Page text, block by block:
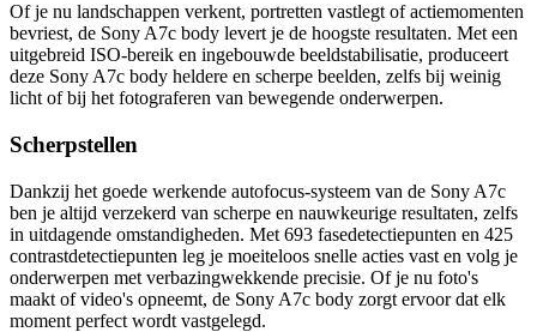
Of je nu landschappen verkent, portretten vastlegt of actiemomenten
bevriest, de Sony A7c body levert je de hoogste resultaten. Met een
uitgebreid ISO-bereik en ingebouwde beeldstabilisatie, produceert
deze Sony A7c body heldere en scherpe beelden, zelfs bij weinig
licht of bij het fotograferen van bewegende onderwerpen.
Scherpstellen
Dankzij het goede werkende autofocus-systeem van de Sony A7c
ben je altijd verzekerd van scherpe en nauwkeurige resultaten, zelfs
in uitdagende omstandigheden. Met 693 fasedetectiepunten en 425
contrastdetectiepunten leg je moeiteloos snelle acties vast en volg je
onderwerpen met verbazingwekkende precisie. Of je nu foto's
maakt of video's opneemt, de Sony A7c body zorgt ervoor dat elk
moment perfect wordt vastgelegd.